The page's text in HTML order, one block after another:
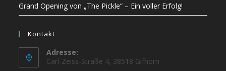
Grand Opening von „The Pickle“ – Ein voller Erfolg!
Kontakt
Adresse:
Carl-Zeiss-Straße 4, 38518 Gifhorn